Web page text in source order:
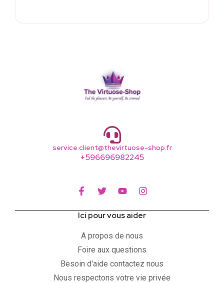
service.client@thevirtuose-shop.fr
+596696982245
Ici pour vous aider
A propos de nous
Foire aux questions
Besoin d'aide contactez nous
Nous respectons votre vie privée